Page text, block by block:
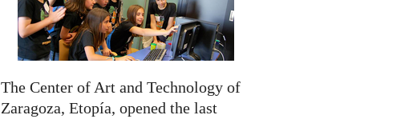
The Center of Art and Technology of
Zaragoza, Etopía, opened the last